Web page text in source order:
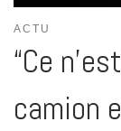
ACTU
“Ce
camion